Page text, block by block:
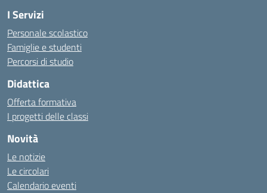
I Servizi
Personale scolastico
Famiglie e studenti
Percorsi di studio
Didattica
Offerta formativa
I progetti delle classi
Novità
Le notizie
Le circolari
Calendario eventi